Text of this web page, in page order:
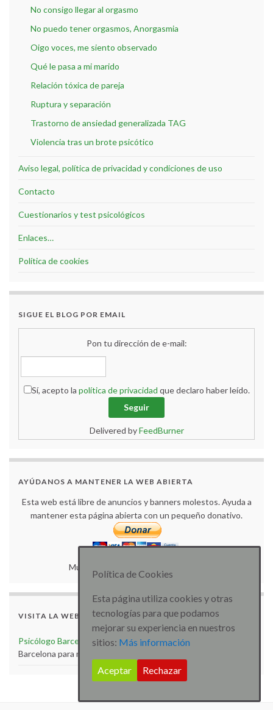
No consigo llegar al orgasmo
No puedo tener orgasmos, Anorgasmia
Oigo voces, me siento observado
Qué le pasa a mi marido
Relación tóxica de pareja
Ruptura y separación
Trastorno de ansiedad generalizada TAG
Violencia tras un brote psicótico
Aviso legal, política de privacidad y condiciones de uso
Contacto
Cuestionarios y test psicológicos
Enlaces…
Política de cookies
SIGUE EL BLOG POR EMAIL
Pon tu dirección de e-mail:
Sí, acepto la política de privacidad que declaro haber leído.
Delivered byFeedBurner
AYÚDANOS A MANTENER LA WEB ABIERTA
Esta web está libre de anuncios y banners molestos. Ayuda a
mantener esta página abierta con un pequeño donativo.
Muchas gracias por tu colaboración.
VISITA LA WEB
Psicólogo BarcelonaVisita la web de Psicólogo especialista
Barcelona para más artículos e información
Política de Cookies
Esta página utiliza cookies y otras
tecnologías para que podamos
mejorar su experiencia en nuestros
sitios: Más información
Aceptar Rechazar